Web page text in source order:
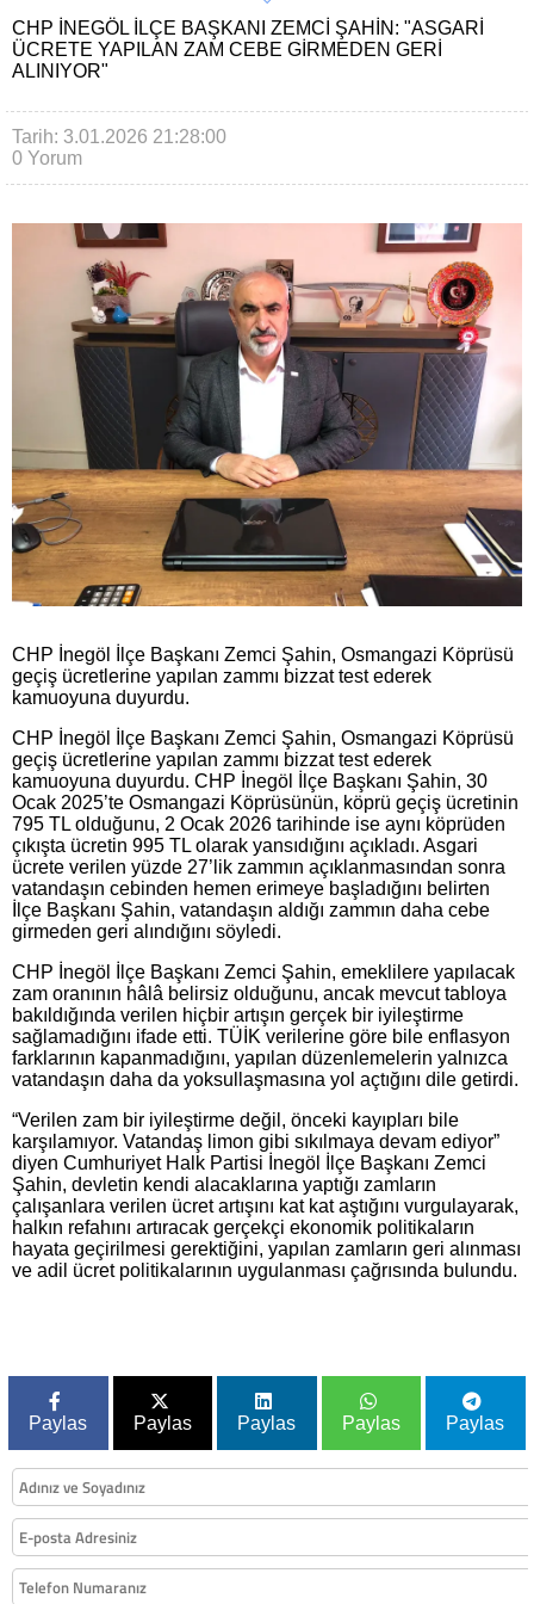
CHP İNEGÖL İLÇE BAŞKANI ZEMCI ŞAHIN: "ASGARI
ÜCRETE YAPILAN ZAM CEBE GIRMEDEN GERI
ALINIYOR"
Tarih: 3.01.2026 21:28:00
0 Yorum
CHP İnegöl İlçe Başkanı Zemci Şahin, Osmangazi Köprüsü
geçiş ücretlerine yapılan zammı bizzat test ederek
kamuoyuna duyurdu.
CHP İnegöl İlçe Başkanı Zemci Şahin, Osmangazi Köprüsü
geçiş ücretlerine yapılan zammı bizzat test ederek
kamuoyuna duyurdu. CHP İnegöl İlçe Başkanı Şahin, 30
Ocak 2025’te Osmangazi Köprüsünün, köprü geçiş ücretinin
795 TL olduğunu, 2 Ocak 2026 tarihinde ise aynı köprüden
çıkışta ücretin 995 TL olarak yansıdığını açıkladı. Asgari
ücrete verilen yüzde 27’lik zammın açıklanmasından sonra
vatandaşın cebinden hemen erimeye başladığını belirten
İlçe Başkanı Şahin, vatandaşın aldığı zammın daha cebe
girmeden geri alındığını söyledi.
CHP İnegöl İlçe Başkanı Zemci Şahin, emeklilere yapılacak
zam oranının hâlâ belirsiz olduğunu, ancak mevcut tabloya
bakıldığında verilen hiçbir artışın gerçek bir iyileştirme
sağlamadığını ifade etti. TÜİK verilerine göre bile enflasyon
farklarının kapanmadığını, yapılan düzenlemelerin yalnızca
vatandaşın daha da yoksullaşmasına yol açtığını dile getirdi.
“Verilen zam bir iyileştirme değil, önceki kayıpları bile
karşılamıyor. Vatandaş limon gibi sıkılmaya devam ediyor”
diyen Cumhuriyet Halk Partisi İnegöl İlçe Başkanı Zemci
Şahin, devletin kendi alacaklarına yaptığı zamların
çalışanlara verilen ücret artışını kat kat aştığını vurgulayarak,
halkın refahını artıracak gerçekçi ekonomik politikaların
hayata geçirilmesi gerektiğini, yapılan zamların geri alınması
ve adil ücret politikalarının uygulanması çağrısında bulundu.
Paylas Paylas Paylas Paylas Paylas